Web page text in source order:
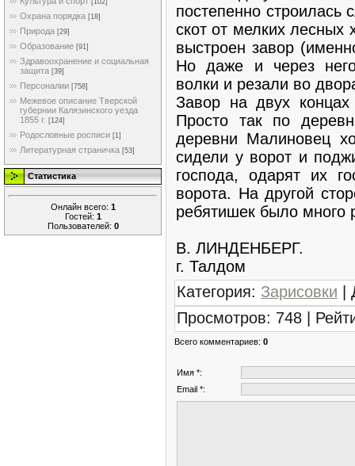
[102]
Охрана порядка [18]
Природа [29]
Образование [91]
Здравоохранение и социальная
защита [39]
Персоналии [758]
Межевое описание Тверской
губернии Калязинского уезда
1855 г. [124]
Родословные росписи [1]
Литературная страничка [53]
Статистика
Онлайн всего: 1
Гостей: 1
Пользователей: 0
постепенно
скот от мелких
выстроен завор
Но даже и через
волки и резали во
Завор на двух
Просто так по
деревни Малиновец
сидели у ворот и
господа, одарят их
ворота. На другой
ребятишек было много
В. ЛИНДЕНБЕРГ.
г. Талдом
Категория: Зарисовки |
Просмотров: 748 |
Всего комментариев: 0
Имя *:
Email *: